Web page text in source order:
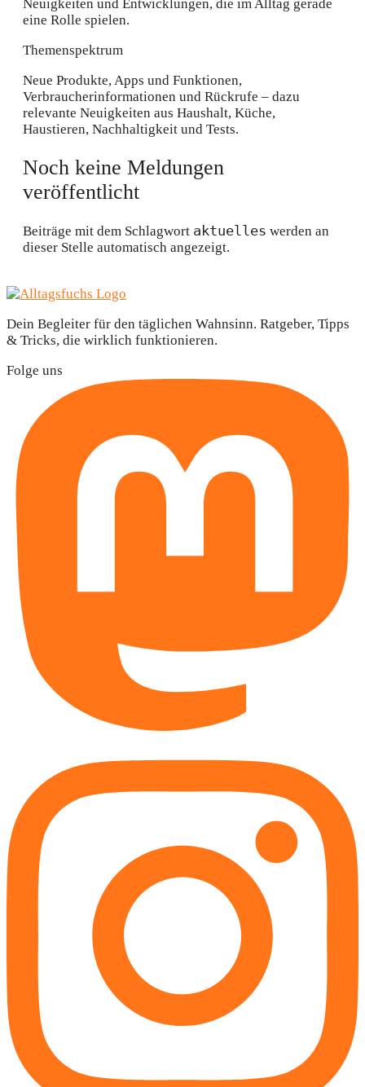
Neuigkeiten und Entwicklungen, die im Alltag gerade
eine Rolle spielen.
Themenspektrum
Neue Produkte, Apps und Funktionen,
Verbraucherinformationen und Rückrufe – dazu
relevante Neuigkeiten aus Haushalt, Küche,
Haustieren, Nachhaltigkeit und Tests.
Noch keine Meldungen
veröffentlicht
Beiträge mit dem Schlagwort aktuelles werden an
dieser Stelle automatisch angezeigt.
Dein Begleiter für den täglichen Wahnsinn. Ratgeber, Tipps
& Tricks, die wirklich funktionieren.
Folge uns